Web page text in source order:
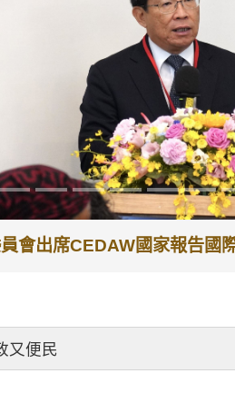
會出席CEDAW國家報告國
又便民